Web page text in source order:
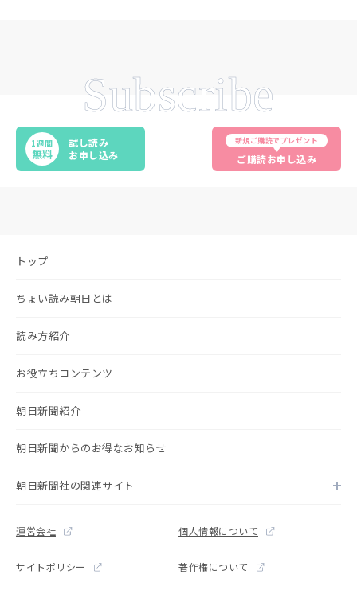
Subscribe
1週間
無料
試し読み
お申し込み
新規ご購読でプレゼント
ご購読お申し込み
トップ
ちょい読み朝日とは
読み方紹介
お役立ちコンテンツ
朝日新聞紹介
朝日新聞からのお得なお知らせ
朝日新聞社の関連サイト
運営会社 個人情報について
サイトポリシー 著作権について